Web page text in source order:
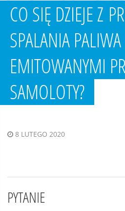
CO SIĘ DZIEJE Z
SPALANIA
EMITOWANYMI
SAMOLOTY?
8 LUTEGO 2020
PYTANIE